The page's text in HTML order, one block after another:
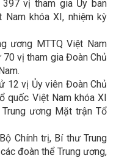
vị tham gia Ủy ban
khóa XI, nhiệm kỳ
ương MTTQ Việt Nam
vị tham gia Đoàn Chủ
12 vị Ủy viên Đoàn Chủ
quốc Việt Nam khóa XI
ương Mặt trận Tổ
Chính trị, Bí thư Trung
đoàn thể Trung ương,